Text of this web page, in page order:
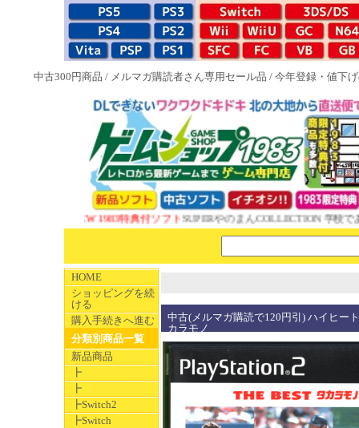
中古300円商品 / メルマガ購読者さん専用セール品 / 今年登録・値下
NEW 1983特典付ソフトSUPERやのまんCOLLECTION 学校であっ
HOME
ショッピングを続
ける
購入手続きへ進む
分類別商品一覧
新品商品
┣
┣
┣Switch2
┣Switch
中古(メルマガ購読で120円引) ハイヒー
カラモノ